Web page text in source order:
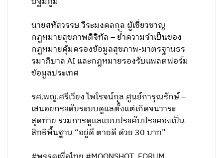
นายสหัสวรรษ วีระมงคลกุล ผู้เชี่ยวชาญ
กฎหมายสุขภาพดิจิทัล – ย้ำความจำเป็นของ
กฎหมายคุ้มครองข้อมูลสุขภาพ-มาตรฐานธร
รมาภิบาล AI และกฎหมายรองรับแพลตฟอร์ม
ข้อมูลประเทศ
รศ.พญ.ศรีเวียง ไพโรจน์กุล ศูนย์การุณรักษ์ –
เสนอยกระดับระบบดูแลตั้งแต่เกิดจนวาระ
สุดท้าย รวมการดูแลแบบประคับประคองเป็น
สิทธิพื้นฐาน “อยู่ดี ตายดี ด้วย 30 บาท”